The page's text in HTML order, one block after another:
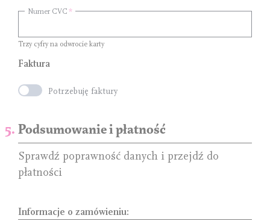
Numer CVC
Trzy cyfry na odwrocie karty
Faktura
Potrzebuję faktury
Podsumowanie i płatność
Sprawdź poprawność danych i przejdź do
płatności
Informacje o zamówieniu: